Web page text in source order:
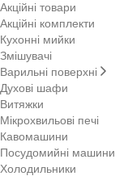
Акційні товари
Акційні комплекти
Кухонні мийки
Змішувачі
Варильні поверхні
Духові шафи
Витяжки
Мікрохвильові печі
Кавомашини
Посудомийні машини
Холодильники